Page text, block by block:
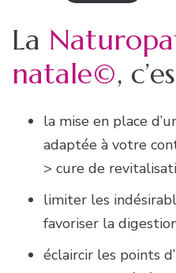
La
natale©,
la mise en place
adaptée à votre
> cure de
limiter les
favoriser la
éclaircir les points